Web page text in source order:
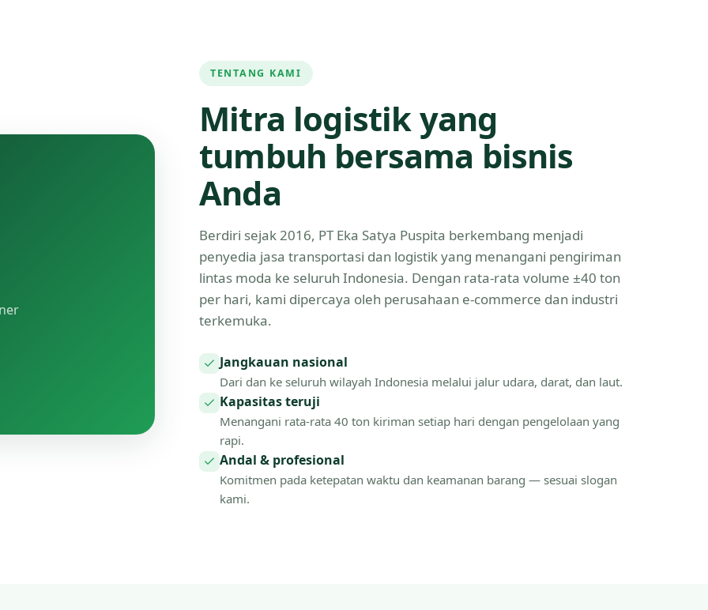
TENTANG KAMI
Mitra logistik yang
tumbuh bersama bisnis
Anda
Berdiri sejak 2016, PT Eka Satya Puspita berkembang menjadi
penyedia jasa transportasi dan logistik yang menangani pengiriman
lintas moda ke seluruh Indonesia. Dengan rata-rata volume ±40 ton
per hari, kami dipercaya oleh perusahaan e-commerce dan industri
terkemuka.
Jangkauan nasional
Dari dan ke seluruh wilayah Indonesia melalui jalur udara, darat, dan laut.
Kapasitas teruji
Menangani rata-rata 40 ton kiriman setiap hari dengan pengelolaan yang
rapi.
Andal & profesional
Komitmen pada ketepatan waktu dan keamanan barang — sesuai slogan
kami.